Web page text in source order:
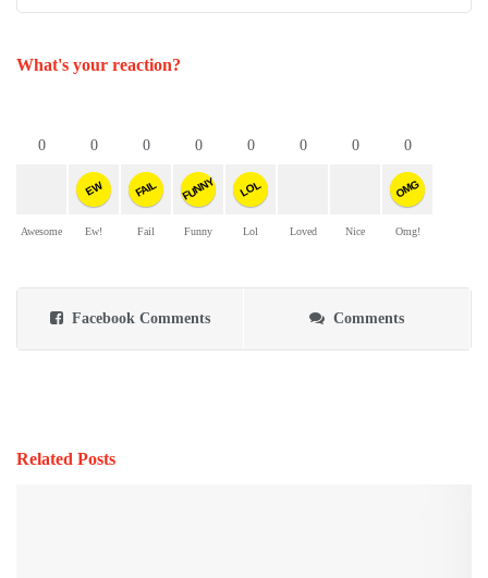
What's your reaction?
0
Awesome
0
EW
Ew!
0
FAIL
Fail
0
FUNNY
Funny
0
LOL
Lol
0
Loved
0
Nice
0
OMG
Omg!
Facebook Comments Comments
Related Posts